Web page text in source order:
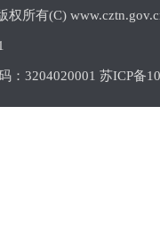
所有(C)
：3204020001 苏ICP备